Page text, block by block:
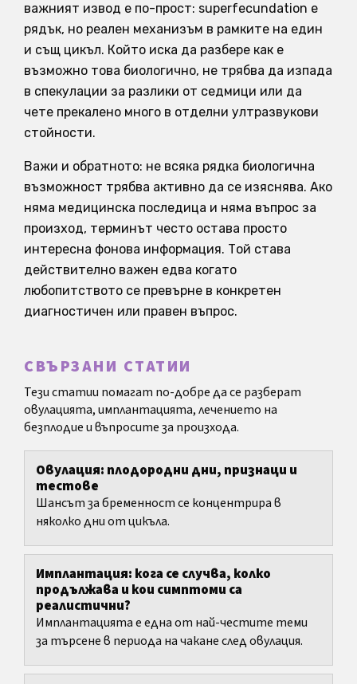
важният извод е по-прост: superfecundation е
рядък, но реален механизъм в рамките на един
и същ цикъл. Който иска да разбере как е
възможно това биологично, не трябва да изпада
в спекулации за разлики от седмици или да
чете прекалено много в отделни ултразвукови
стойности.
Важи и обратното: не всяка рядка биологична
възможност трябва активно да се изяснява. Ако
няма медицинска последица и няма въпрос за
произход, терминът често остава просто
интересна фонова информация. Той става
действително важен едва когато
любопитството се превърне в конкретен
диагностичен или правен въпрос.
СВЪРЗАНИ СТАТИИ
Тези статии помагат по-добре да се разберат
овулацията, имплантацията, лечението на
безплодие и въпросите за произхода.
Овулация: плодородни дни, признаци и
тестове
Шансът за бременност се концентрира в
няколко дни от цикъла.
Имплантация: кога се случва, колко
продължава и кои симптоми са
реалистични?
Имплантацията е една от най-честите теми
за търсене в периода на чакане след овулация.